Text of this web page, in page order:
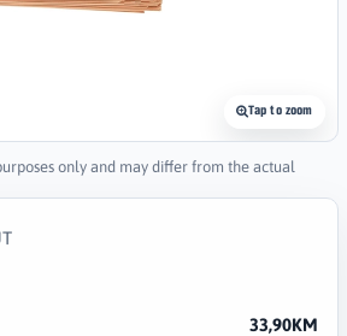
Tap to zoom
only and may differ from the actual
33,90KM